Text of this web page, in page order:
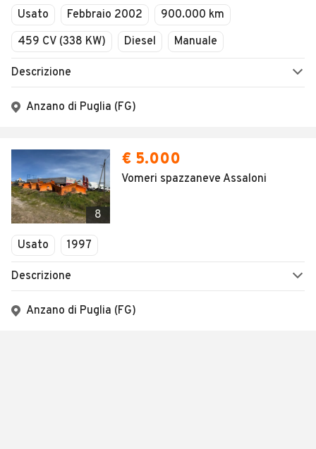
Chiuso
Sabato
Chiuso
Domenica
Chiuso
Usato Febbraio 2002
900.000 km
459 CV (338 KW)
Diesel Manuale
Descrizione
Anzano di Puglia (FG)
8
€ 5.000
Vomeri spazzaneve Assaloni
Usato 1997
Descrizione
Anzano di Puglia (FG)